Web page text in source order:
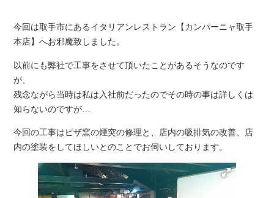
今回は取手市にあるイタリアンレストラン【カンパーニャ取手
本店】へお邪魔致しました。
以前にも弊社で工事をさせて頂いたことがあるそうなのです
が、
残念ながら当時は私は入社前だったのでその時の事は詳しくは
知らないのですが…
今回の工事はピザ窯の煙突の修理と、店内の吸排気の改善、店
内の塗装をしてほしいとのことでお伺いしております。